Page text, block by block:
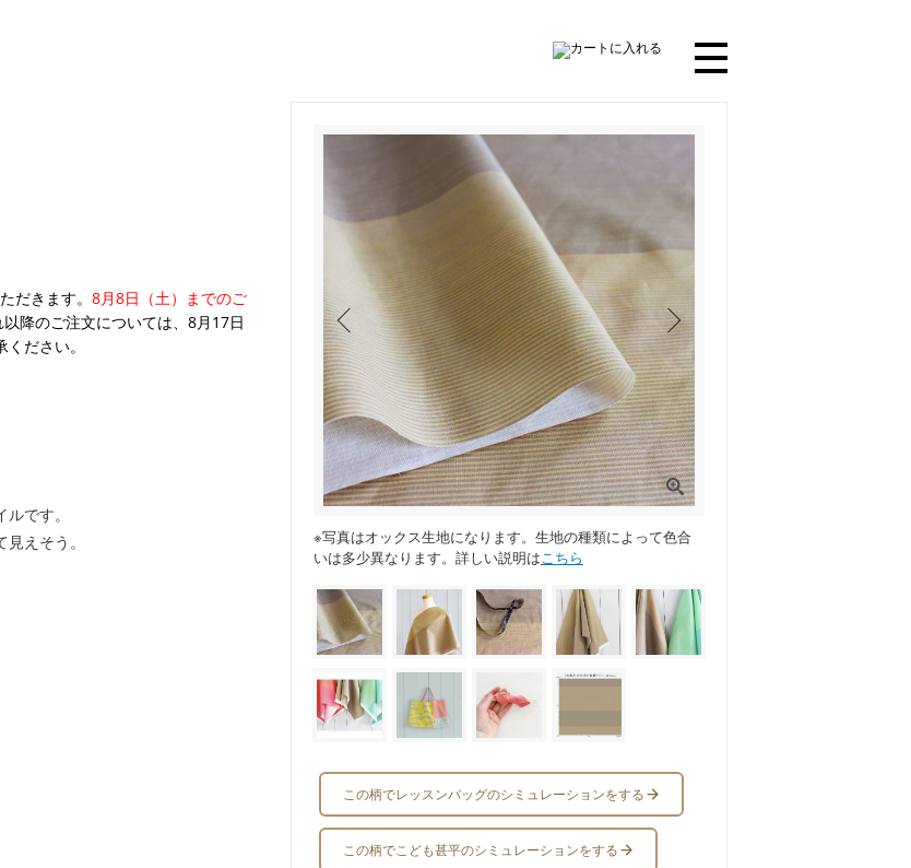
※写真はオックス生地になります。生地の種類によって色合
いは多少異なります。詳しい説明はこちら
この柄でレッスンバッグのシミュレーションをする
この柄でこども甚平のシミュレーションをする
だきます。 8月8日（土）までのご
降のご注文については、8月17日
ださい。
です。
えそう。